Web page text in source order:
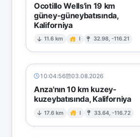
Ocotillo Wells'in 19 km
güney-güneybatısında,
Kaliforniya
11.6 km I 32.98, -116.21
10:04:56 03.08.2026
Anza'nın 10 km kuzey-
kuzeybatısında, Kaliforniya
17.6 km I 33.64, -116.72